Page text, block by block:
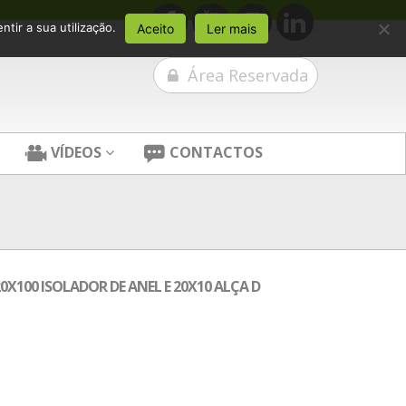
Área Reservada
VÍDEOS CONTACTOS
ISOLADOR DE ANEL E 20X10 ALÇA D
a sua utilização. Aceito Ler mais